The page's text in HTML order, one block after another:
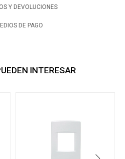
Y DEVOLUCIONES
DE PAGO
INTERESAR